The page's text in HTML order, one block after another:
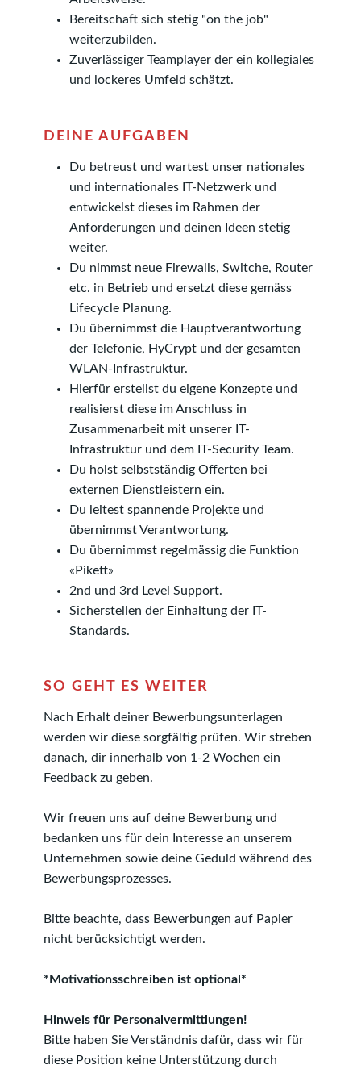
Bereitschaft sich stetig "on the job"
weiterzubilden.
Zuverlässiger Teamplayer der ein kollegiales
und lockeres Umfeld schätzt.
DEINE AUFGABEN
Du betreust und wartest unser nationales
und internationales IT-Netzwerk und
entwickelst dieses im Rahmen der
Anforderungen und deinen Ideen stetig
weiter.
Du nimmst neue Firewalls, Switche, Router
etc. in Betrieb und ersetzt diese gemäss
Lifecycle Planung.
Du übernimmst die Hauptverantwortung
der Telefonie, HyCrypt und der gesamten
WLAN-Infrastruktur.
Hierfür erstellst du eigene Konzepte und
realisierst diese im Anschluss in
Zusammenarbeit mit unserer IT-
Infrastruktur und dem IT-Security Team.
Du holst selbstständig Offerten bei
externen Dienstleistern ein.
Du leitest spannende Projekte und
übernimmst Verantwortung.
Du übernimmst regelmässig die Funktion
«Pikett»
2nd und 3rd Level Support.
Sicherstellen der Einhaltung der IT-
Standards.
SO GEHT ES WEITER
Nach Erhalt deiner Bewerbungsunterlagen
werden wir diese sorgfältig prüfen. Wir streben
danach, dir innerhalb von 1-2 Wochen ein
Feedback zu geben.
Wir freuen uns auf deine Bewerbung und
bedanken uns für dein Interesse an unserem
Unternehmen sowie deine Geduld während des
Bewerbungsprozesses.
Bitte beachte, dass Bewerbungen auf Papier
nicht berücksichtigt werden.
*Motivationsschreiben ist optional*
Hinweis für Personalvermittlungen!
Bitte haben Sie Verständnis dafür, dass wir für
diese Position keine Unterstützung durch